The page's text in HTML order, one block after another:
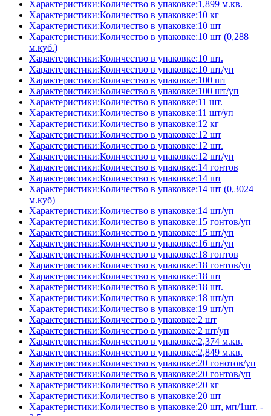
Характеристики:Количество в упаковке:1,899 м.кв.
Характеристики:Количество в упаковке:10 кг
Характеристики:Количество в упаковке:10 шт
Характеристики:Количество в упаковке:10 шт (0,288
м.куб.)
Характеристики:Количество в упаковке:10 шт.
Характеристики:Количество в упаковке:10 шт/уп
Характеристики:Количество в упаковке:100 шт
Характеристики:Количество в упаковке:100 шт/уп
Характеристики:Количество в упаковке:11 шт.
Характеристики:Количество в упаковке:11 шт/уп
Характеристики:Количество в упаковке:12 кг
Характеристики:Количество в упаковке:12 шт
Характеристики:Количество в упаковке:12 шт.
Характеристики:Количество в упаковке:12 шт/уп
Характеристики:Количество в упаковке:14 гонтов
Характеристики:Количество в упаковке:14 шт
Характеристики:Количество в упаковке:14 шт (0,3024
м.куб)
Характеристики:Количество в упаковке:14 шт/уп
Характеристики:Количество в упаковке:15 гонтов/уп
Характеристики:Количество в упаковке:15 шт/уп
Характеристики:Количество в упаковке:16 шт/уп
Характеристики:Количество в упаковке:18 гонтов
Характеристики:Количество в упаковке:18 гонтов/уп
Характеристики:Количество в упаковке:18 шт
Характеристики:Количество в упаковке:18 шт.
Характеристики:Количество в упаковке:18 шт/уп
Характеристики:Количество в упаковке:19 шт/уп
Характеристики:Количество в упаковке:2 шт
Характеристики:Количество в упаковке:2 шт/уп
Характеристики:Количество в упаковке:2,374 м.кв.
Характеристики:Количество в упаковке:2,849 м.кв.
Характеристики:Количество в упаковке:20 гонотов/уп
Характеристики:Количество в упаковке:20 гонтов/уп
Характеристики:Количество в упаковке:20 кг
Характеристики:Количество в упаковке:20 шт
Характеристики:Количество в упаковке:20 шт, мп/1шт. -